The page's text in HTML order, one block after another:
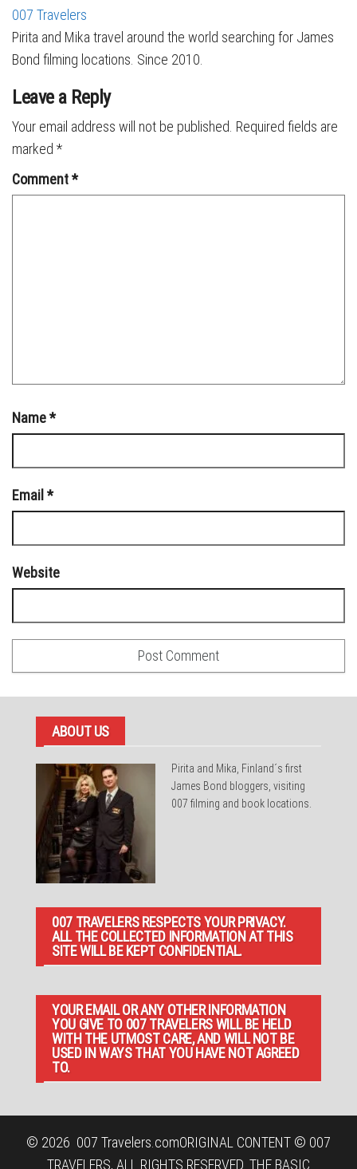
007 Travelers
Pirita and Mika travel around the world searching for James
Bond filming locations. Since 2010.
Leave a Reply
Your email address will not be published. Required fields are
marked *
Comment*
Name*
Email *
Website
ABOUT US
Pirita and Mika, Finland´s first
James Bond bloggers, visiting
007 filming and book locations.
007 TRAVELERS RESPECTS YOUR PRIVACY.
ALL THE COLLECTED INFORMATION AT THIS
SITE WILL BE KEPT CONFIDENTIAL.
YOUR EMAIL OR ANY OTHER INFORMATION
YOU GIVE TO 007 TRAVELERS WILL BE HELD
WITH THE UTMOST CARE, AND WILL NOT BE
USED IN WAYS THAT YOU HAVE NOT AGREED
TO.
© 2026 007 Travelers.comORIGINAL CONTENT © 007
TRAVELERS, ALL RIGHTS RESERVED. THE BASIC